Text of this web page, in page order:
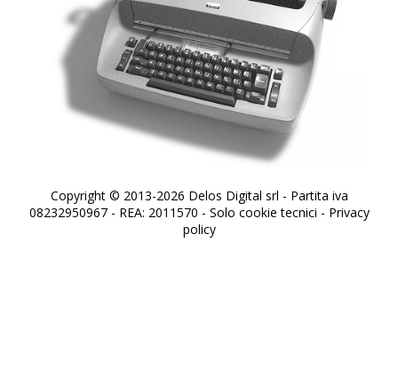
Copyright © 2013-2026 Delos Digital srl - Partita iva
08232950967 - REA: 2011570 - Solo cookie tecnici - Privacy
policy